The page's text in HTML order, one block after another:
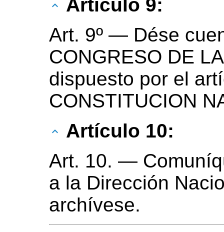
Artículo 9:
Art. 9º — Dése
CONGRESO DE
dispuesto por el
CONSTITUCION
Artículo 10:
Art. 10. —
a la Dirección
archívese.